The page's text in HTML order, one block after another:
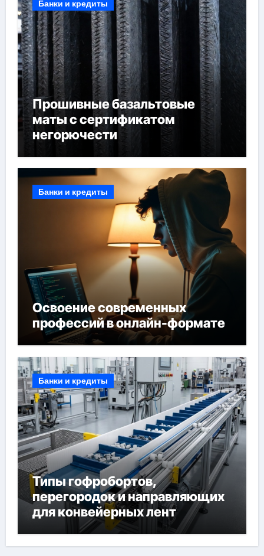
Банки и кредиты
Прошивные базальтовые
маты с сертификатом
негорючести
Банки и кредиты
Освоение современных
профессий в онлайн-формате
Банки и кредиты
Типы гофробортов,
перегородок и направляющих
для конвейерных лент